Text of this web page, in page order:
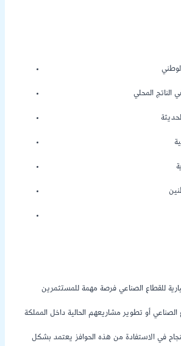
للقطاع الصناعي فرصة مهمة للمستثمرين
الصناعي أو تطوير مشاريعهم الحالية داخل المملكة
في الاستفادة من هذه الحوافز يعتمد بشكل